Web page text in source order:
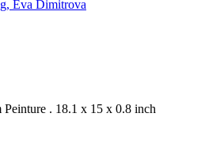
Peinture . 18.1 x 15 x 0.8 inch